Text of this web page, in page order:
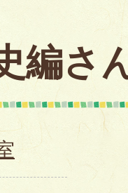
編さ